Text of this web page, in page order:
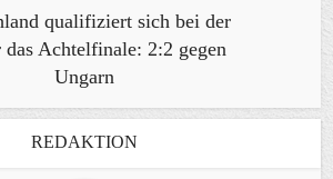
qualifiziert sich bei der
Achtelfinale: 2:2 gegen
Ungarn
REDAKTION